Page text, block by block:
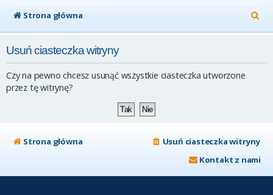
Strona główna
z
Usuń ciasteczka witryny
Czy na pewno chcesz usunąć wszystkie ciasteczka utworzone
przez tę witrynę?
Strona główna
Usuń ciasteczka witryny
Kontakt z nami